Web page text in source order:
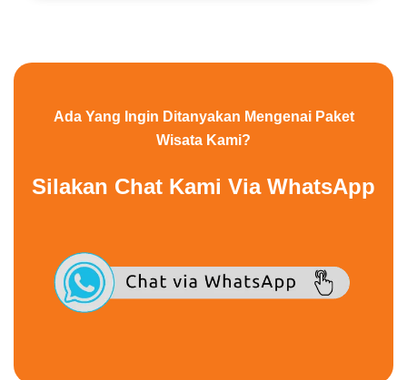
Ada Yang Ingin Ditanyakan Mengenai Paket
Wisata Kami?
Silakan Chat Kami Via WhatsApp